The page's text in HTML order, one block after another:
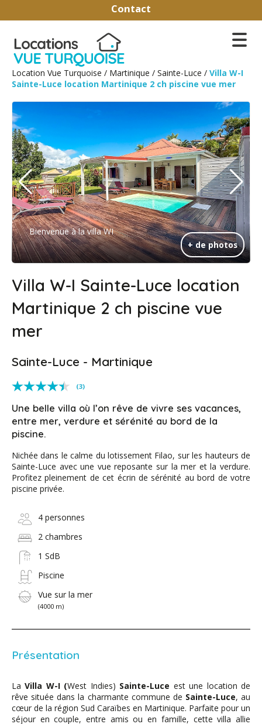
Contact
Location Vue Turquoise / Martinique / Sainte-Luce / Villa W-I
Sainte-Luce location Martinique 2 ch piscine vue mer
+ de photos
Bienvenue à la villa WI
Villa W-I Sainte-Luce location
Martinique 2 ch piscine vue
mer
Sainte-Luce - Martinique
(3)
Une belle villa où l’on rêve de vivre ses vacances,
entre mer, verdure et sérénité au bord de la
piscine.
Nichée dans le calme du lotissement Filao, sur les hauteurs de
Sainte-Luce avec une vue reposante sur la mer et la verdure.
Profitez pleinement de cet écrin de sérénité au bord de votre
piscine privée.
4 personnes
2 chambres
1 SdB
Piscine
Vue sur la mer
(4000 m)
Présentation
LaVilla W-I (West Indies) Sainte-Luce est une location de
rêve située dans la charmante commune de Sainte-Luce, au
cœur de la région Sud Caraïbes en Martinique. Parfaite pour un
séjour en couple, entre amis ou en famille, cette villa allie